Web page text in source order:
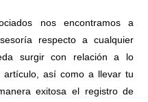
nos encontramos a
respecto a cualquier
surgir con relación a lo
artículo, así como a llevar tu
exitosa el registro de